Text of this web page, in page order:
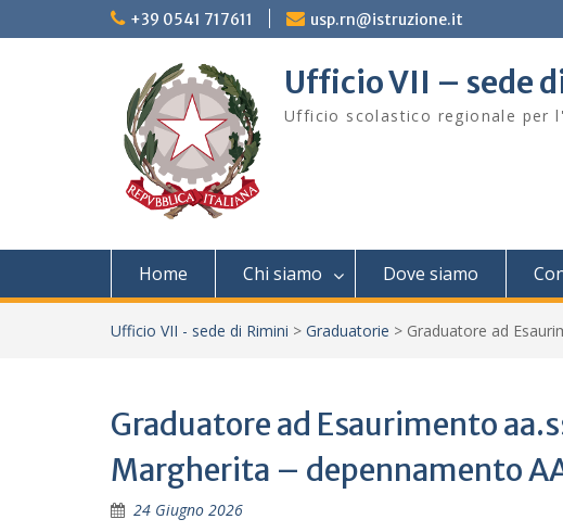
to
+39 0541 717611 usp.rn@istruzione.it
Ufficio VII – sede
Ufficio scolastico regionale per
Home Chi siamo Dove siamo
Ufficio VII - sede di Rimini > Graduatorie > Graduatore ad
Graduatore ad Esaurimento
Margherita – depennamento
24 Giugno 2026